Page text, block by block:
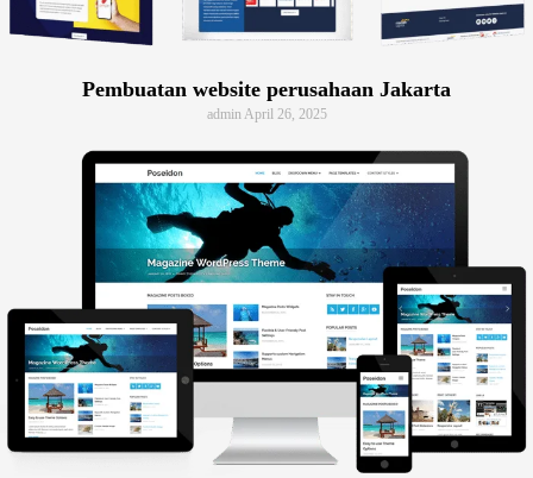
Pembuatan website perusahaan Jakarta
adminApril 26, 2025